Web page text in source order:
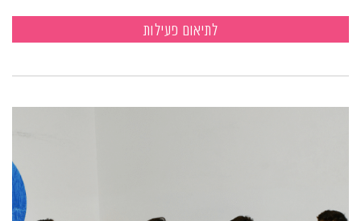
לתיאום פעילות